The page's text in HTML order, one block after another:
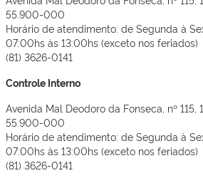
55.900-000
Horário de atendimento: de Segunda à
07:00hs às 13:00hs (exceto nos feriados)
(81) 3626-0141
Controle Interno
Avenida Mal Deodoro da Fonseca, nº 115,
55.900-000
Horário de atendimento: de Segunda à
07:00hs às 13:00hs (exceto nos feriados)
(81) 3626-0141